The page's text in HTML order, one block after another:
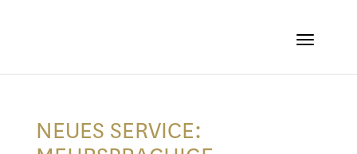
NEUES SERVICE: